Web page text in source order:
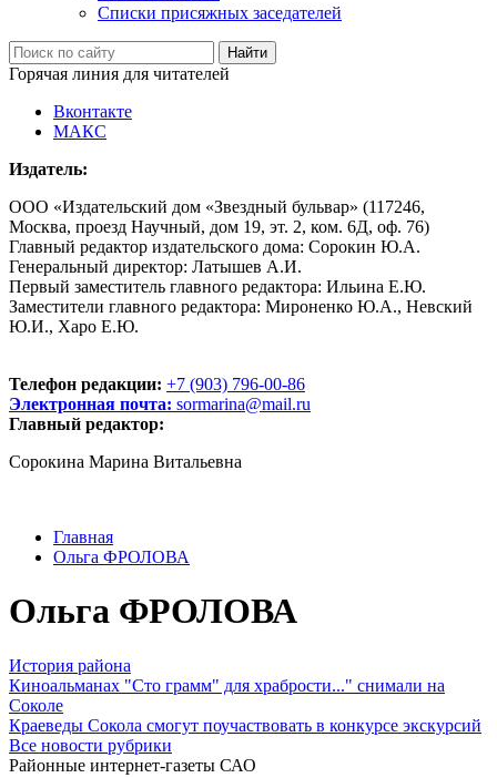
Списки присяжных заседателей
Горячая линия для читателей
Вконтакте
МАКС
Издатель:
ООО «Издательский дом «Звездный бульвар» (117246,
Москва, проезд Научный, дом 19, эт. 2, ком. 6Д, оф. 76)
Главный редактор издательского дома: Сорокин Ю.А.
Генеральный директор: Латышев А.И.
Первый заместитель главного редактора: Ильина Е.Ю.
Заместители главного редактора: Мироненко Ю.А., Невский
Ю.И., Харо Е.Ю.
Телефон редакции: +7 (903) 796-00-86
Электронная почта: sormarina@mail.ru
Главный редактор:
Сорокина Марина Витальевна
Главная
Ольга ФРОЛОВА
Ольга ФРОЛОВА
История района
Киноальманах "Сто грамм" для храбрости..." снимали на
Соколе
Краеведы Сокола смогут поучаствовать в конкурсе экскурсий
Все новости рубрики
Районные интернет-газеты САО